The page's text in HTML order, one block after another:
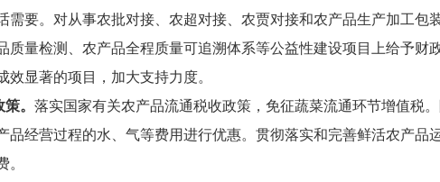
需要。对从事农批对接、农超对接、农贾对接和农产品生产加工
质量检测、农产品全程质量可追溯体系等公益性建设项目上给予财
显著的项目，加大支持力度。
。 落实国家有关农产品流通税收政策，免征蔬菜流通环节增值税
品经营过程的水、气等费用进行优惠。贯彻落实和完善鲜活农产品